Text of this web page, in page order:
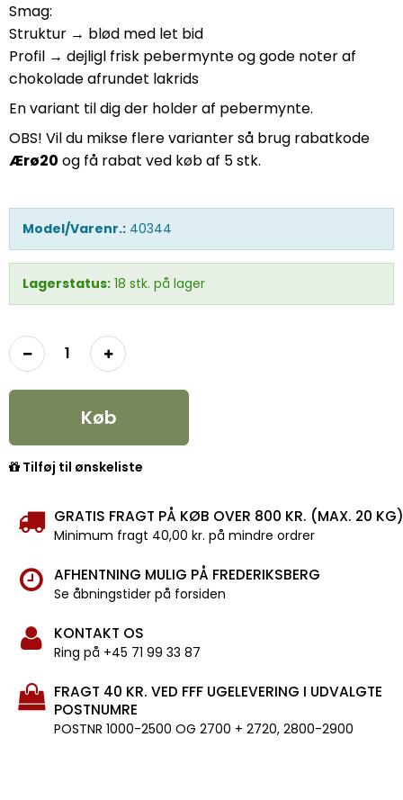
Smag:
Struktur → blød med let bid
Profil → dejligl frisk pebermynte og gode noter af
chokolade afrundet lakrids
En variant til dig der holder af pebermynte.
OBS! Vil du mikse flere varianter så brug rabatkode
Ærø20 og få rabat ved køb af 5 stk.
Model/Varenr.: 40344
Lagerstatus: 18 stk. på lager
Køb
Tilføj til ønskeliste
GRATIS FRAGT PÅ KØB OVER 800 KR. (MAX. 20 KG)
Minimum fragt 40,00 kr. på mindre ordrer
AFHENTNING MULIG PÅ FREDERIKSBERG
Se åbningstider på forsiden
KONTAKT OS
Ring på +45 71 99 33 87
FRAGT 40 KR. VED FFF UGELEVERING I UDVALGTE
POSTNUMRE
POSTNR 1000-2500 OG 2700 + 2720, 2800-2900